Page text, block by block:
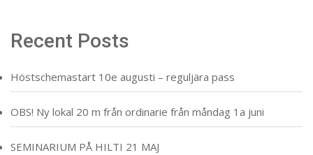
Recent Posts
Höstschemastart 10e augusti – reguljära pass
OBS! Ny lokal 20 m från ordinarie från måndag 1a juni
SEMINARIUM PÅ HILTI 21 MAJ